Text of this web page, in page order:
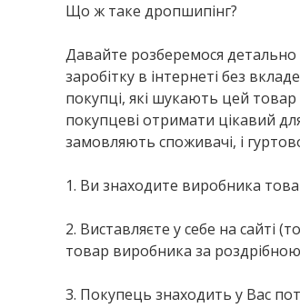
Що ж таке дропшипінг?
Давайте розберемося
заробітку в інтернеті без
покупці, які шукають цей
покупцеві отримати цікавий
замовляють споживачі, і
1. Ви знаходите виробника
2. Виставляєте у себе на сайті
товар виробника за
3. Покупець знаходить у Вас